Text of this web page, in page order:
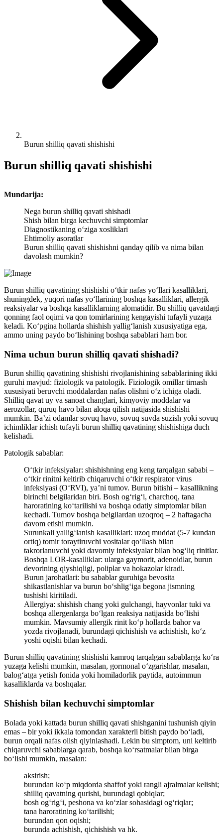
Burun shilliq qavati shishishi
Burun shilliq qavati shishishi
Mundarija:
Nega burun shilliq qavati shishadi
Shish bilan birga kechuvchi simptomlar
Diagnostikaning o‘ziga xosliklari
Ehtimoliy asoratlar
Burun shilliq qavati shishishni qanday qilib va nima bilan
davolash mumkin?
Burun shilliq qavatining shishishi o‘tkir nafas yo‘llari kasalliklari,
shuningdek, yuqori nafas yo‘llarining boshqa kasalliklari, allergik
reaksiyalar va boshqa kasalliklarning alomatidir. Bu shilliq qavatdagi
qonning faol oqimi va qon tomirlarining kengayishi tufayli yuzaga
keladi. Ko‘pgina hollarda shishish yallig‘lanish xususiyatiga ega,
ammo uning paydo bo‘lishining boshqa sabablari ham bor.
Nima uchun burun shilliq qavati shishadi?
Burun shilliq qavatining shishishi rivojlanishining sabablarining ikki
guruhi mavjud: fiziologik va patologik. Fiziologik omillar tirnash
xususiyati beruvchi moddalardan nafas olishni o‘z ichiga oladi.
Shilliq qavat uy va sanoat changlari, kimyoviy moddalar va
aerozollar, quruq havo bilan aloqa qilish natijasida shishishi
mumkin. Ba’zi odamlar sovuq havo, sovuq suvda suzish yoki sovuq
ichimliklar ichish tufayli burun shilliq qavatining shishishiga duch
kelishadi.
Patologik sabablar:
O‘tkir infeksiyalar: shishishning eng keng tarqalgan sababi –
o‘tkir rinitni keltirib chiqaruvchi o‘tkir respirator virus
infeksiyasi (O‘RVI), ya’ni tumov. Burun bitishi – kasallikning
birinchi belgilaridan biri. Bosh og‘rig‘i, charchoq, tana
haroratining ko‘tarilishi va boshqa odatiy simptomlar bilan
kechadi. Tumov boshqa belgilardan uzoqroq – 2 haftagacha
davom etishi mumkin.
Surunkali yallig‘lanish kasalliklari: uzoq muddat (5-7 kundan
ortiq) tomir toraytiruvchi vositalar qo‘llash bilan
takrorlanuvchi yoki davomiy infeksiyalar bilan bog‘liq rinitlar.
Boshqa LOR-kasalliklar: ularga gaymorit, adenoidlar, burun
devorining qiyshiqligi, poliplar va hokazolar kiradi.
Burun jarohatlari: bu sabablar guruhiga bevosita
shikastlanishlar va burun bo‘shlig‘iga begona jismning
tushishi kiritiladi.
Allergiya: shishish chang yoki gulchangi, hayvonlar tuki va
boshqa allergenlarga bo‘lgan reaksiya natijasida bo‘lishi
mumkin. Mavsumiy allergik rinit ko‘p hollarda bahor va
yozda rivojlanadi, burundagi qichishish va achishish, ko‘z
yoshi oqishi bilan kechadi.
Burun shilliq qavatining shishishi kamroq tarqalgan sabablarga ko‘ra
yuzaga kelishi mumkin, masalan, gormonal o‘zgarishlar, masalan,
balog‘atga yetish fonida yoki homiladorlik paytida, autoimmun
kasalliklarda va boshqalar.
Shishish bilan kechuvchi simptomlar
Bolada yoki kattada burun shilliq qavati shishganini tushunish qiyin
emas – bir yoki ikkala tomondan xarakterli bitish paydo bo‘ladi,
burun orqali nafas olish qiyinlashadi. Lekin bu simptom, uni keltirib
chiqaruvchi sabablarga qarab, boshqa ko‘rsatmalar bilan birga
bo‘lishi mumkin, masalan:
aksirish;
burundan ko‘p miqdorda shaffof yoki rangli ajralmalar kelishi;
shilliq qavatning qurishi, burundagi qobiqlar;
bosh og‘rig‘i, peshona va ko‘zlar sohasidagi og‘riqlar;
tana haroratining ko‘tarilishi;
burundan qon oqishi;
burunda achishish, qichishish va hk.